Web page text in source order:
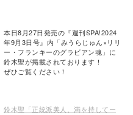
本日8月27日発売の『週刊SPA!2024
年9月3日号』内「みうらじゅん×リリ
ー・フランキーのグラビアン魂」に
鈴木聖が掲載されております！
ぜひご覧ください！
鈴木聖「正統派美人、満を持してー